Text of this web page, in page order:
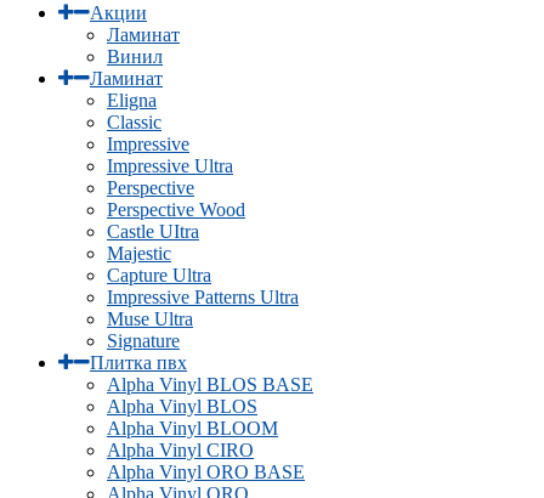
Акции
Ламинат
Винил
Ламинат
Eligna
Classic
Impressive
Impressive Ultra
Perspective
Perspective Wood
Castle UItra
Majestic
Capture Ultra
Impressive Patterns Ultra
Muse Ultra
Signature
Плитка пвх
Alpha Vinyl BLOS BASE
Alpha Vinyl BLOS
Alpha Vinyl BLOOM
Alpha Vinyl CIRO
Alpha Vinyl ORO BASE
Alpha Vinyl ORO